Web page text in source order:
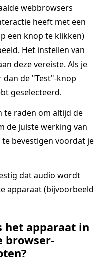
webbrowsers
heeft met een
een knop te klikken)
Het instellen van
deze vereiste. Als je
de "Test"-knop
geselecteerd.
te raden om altijd de
de juiste werking van
bevestigen voordat je
dat audio wordt
apparaat (bijvoorbeeld
het apparaat in
browser-